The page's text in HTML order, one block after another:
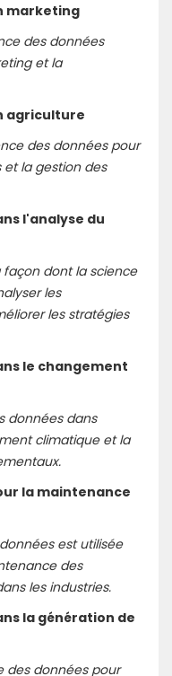
marketing
des données
et la
agriculture
des données pour
et la gestion des
l'analyse du
façon dont la science
les
les stratégies
le changement
données dans
climatique et la
la maintenance
est utilisée
des
les industries.
la génération de
des données pour